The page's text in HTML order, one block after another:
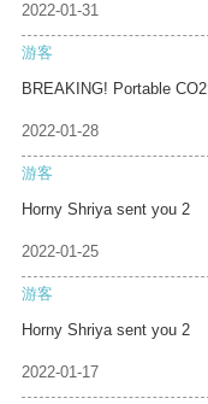
2022-01-31
游客
BREAKING! Portable CO2
2022-01-28
游客
Horny Shriya sent you 2
2022-01-25
游客
Horny Shriya sent you 2
2022-01-17